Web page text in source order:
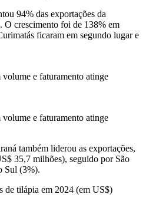
94% das exportações da
O crescimento foi de 138% em
ficaram em segundo lugar e
e faturamento atinge
e faturamento atinge
também liderou as exportações,
35,7 milhões), seguido por São
Sul (3%).
de tilápia em 2024 (em US$)